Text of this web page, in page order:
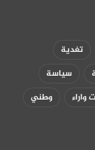
تغدية
سياسة
واراء وطني